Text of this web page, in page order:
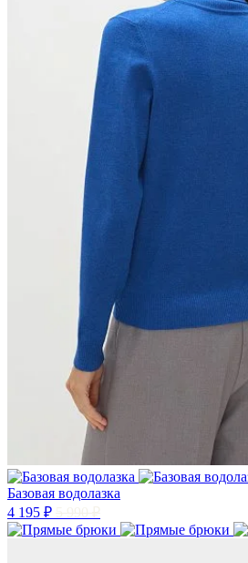
Базовая водолазка
4 195 ₽